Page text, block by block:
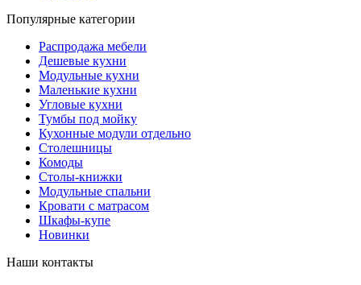
Популярные категории
Распродажа мебели
Дешевые кухни
Модульные кухни
Маленькие кухни
Угловые кухни
Тумбы под мойку
Кухонные модули отдельно
Столешницы
Комоды
Столы-книжки
Модульные спальни
Кровати с матрасом
Шкафы-купе
Новинки
Наши контакты